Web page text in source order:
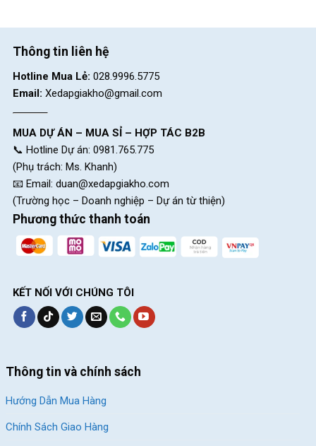
SKU:binhnuocE5
Thông tin liên hệ
Hotline Mua Lẻ: 028.9996.5775
Email: Xedapgiakho@gmail.com
MUA DỰ ÁN – MUA SỈ – HỢP TÁC B2B
📞 Hotline Dự án: 0981.765.775
(Phụ trách: Ms. Khanh)
📧 Email: duan@xedapgiakho.com
(Trường học – Doanh nghiệp – Dự án từ thiện)
Phương thức thanh toán
KẾT NỐI VỚI CHÚNG TÔI
Thông tin và chính sách
Hướng Dẫn Mua Hàng
Chính Sách Giao Hàng